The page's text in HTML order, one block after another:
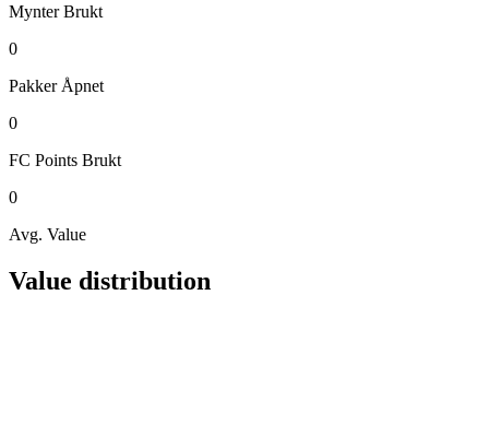
Mynter Brukt
0
Pakker Åpnet
0
FC Points Brukt
0
Avg. Value
Value distribution